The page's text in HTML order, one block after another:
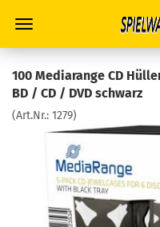
100 Mediarange CD
BD / CD / DVD schwarz
(Art.Nr.: 1279)